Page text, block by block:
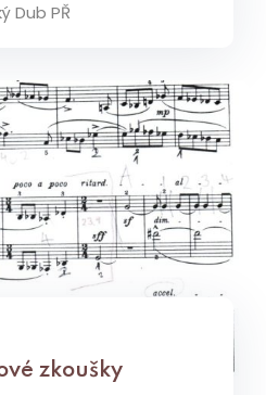
Dub PŘ
zkoušky